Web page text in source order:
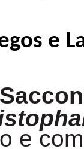
e
e